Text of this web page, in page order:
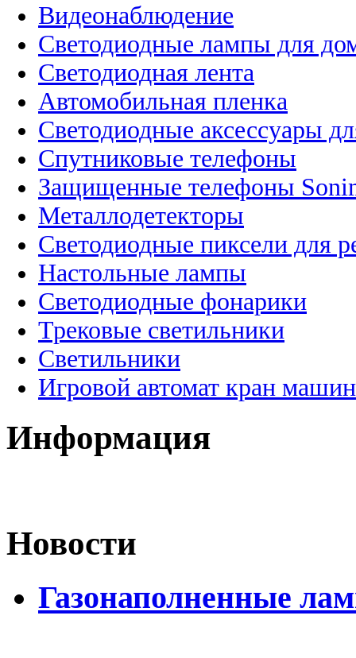
Видеонаблюдение
Светодиодные лампы для
Светодиодная лента
Автомобильная пленка
Светодиодные аксессуары
Спутниковые телефоны
Защищенные телефоны
Металлодетекторы
Светодиодные пиксели для
Настольные лампы
Светодиодные фонарики
Трековые светильники
Светильники
Игровой автомат кран
Информация
Новости
Газонаполненные